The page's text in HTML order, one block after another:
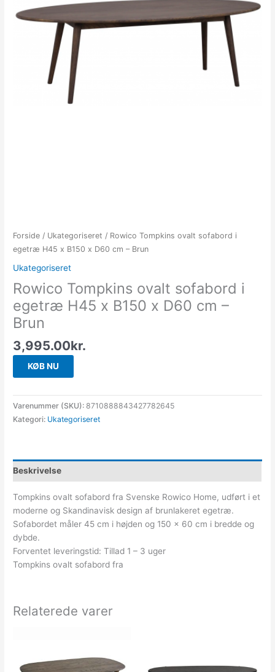
Forside / Ukategoriseret / Rowico Tompkins ovalt sofabord i
egetræ H45 x B150 x D60 cm – Brun
Ukategoriseret
Rowico Tompkins ovalt sofabord i
egetræ H45 x B150 x D60 cm –
Brun
3,995.00kr.
KØB NU
Varenummer (SKU):8710888843427782645
Kategori: Ukategoriseret
Beskrivelse
Tompkins ovalt sofabord fra Svenske Rowico Home, udført i et
moderne og Skandinavisk design af brunlakeret egetræ.
Sofabordet måler 45 cm i højden og 150 x 60 cm i bredde og
dybde.
Forventet leveringstid: Tillad 1 – 3 uger
Tompkins ovalt sofabord fra
Relaterede varer